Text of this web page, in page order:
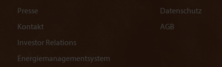
Presse
Kontakt
Investor Relations
Energiemanagementsystem
Datenschutz
AGB